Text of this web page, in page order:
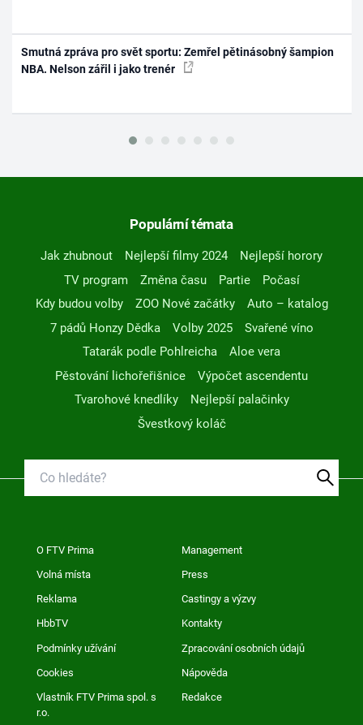
Smutná zpráva pro svět sportu: Zemřel pětinásobný šampion
NBA. Nelson zářil i jako trenér
Populární témata
Jak zhubnout Nejlepší filmy 2024
Nejlepší horory
TV program
Změna času Partie
Počasí
Kdy budou volby
ZOO Nové začátky
Auto – katalog
7 pádů Honzy Dědka
Volby 2025
Svařené víno
Tatarák podle Pohlreicha
Aloe vera
Pěstování lichořeřišnice
Výpočet ascendentu
Tvarohové knedlíky
Nejlepší palačinky
Švestkový koláč
O FTV Prima Management
Volná místa Press
Reklama Castingy a výzvy
HbbTV Kontakty
Podmínky užívání Zpracování osobních údajů
Cookies Nápověda
Vlastník FTV Prima spol. s
r.o.
Redakce